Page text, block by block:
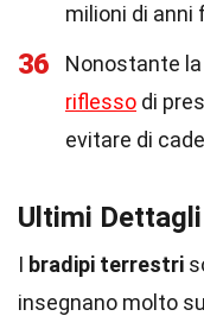
milioni di anni
36
Nonostante la
riflesso di
evitare di
Ultimi
I bradipi terrestri
insegnano molto